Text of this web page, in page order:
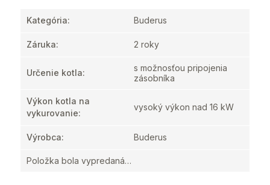
Kategória: Buderus
Záruka: 2 roky
Určenie kotla:
s možnosťou pripojenia
zásobníka
Výkon kotla na
vykurovanie:
vysoký výkon nad 16 kW
Výrobca: Buderus
Položka bola vypredaná…